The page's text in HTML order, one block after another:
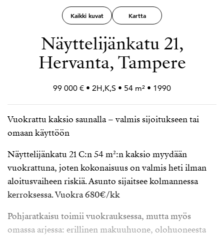
Kaikki kuvat Kartta
Näyttelijänkatu 21,
Hervanta, Tampere
99 000 € • 2H,K,S • 54 m² • 1990
Vuokrattu kaksio saunalla – valmis sijoitukseen tai
omaan käyttöön
Näyttelijänkatu 21 C:n 54 m²:n kaksio myydään
vuokrattuna, joten kokonaisuus on valmis heti ilman
aloitusvaiheen riskiä. Asunto sijaitsee kolmannessa
kerroksessa. Vuokra 680€/kk
Pohjaratkaisu toimii vuokrauksessa, mutta myös
omassa arjessa: erillinen makuuhuone, olohuoneesta